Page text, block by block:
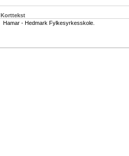
Korttekst
Hamar - Hedmark Fylkesyrkesskole.